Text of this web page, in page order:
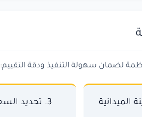
لضمان سهولة التنفيذ ودقة التقييم:
3. تحديد السعر